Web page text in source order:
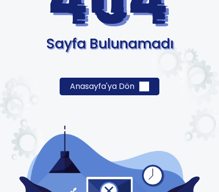
Sayfa Bulunamadı
Anasayfa'ya Dön